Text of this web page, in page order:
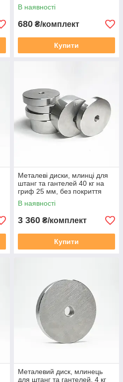
В наявності
680 ₴/комплект
Купити
Металеві диски, млинці для
штанг та гантелей 40 кг на
гриф 25 мм, без покриття
В наявності
3 360 ₴/комплект
Купити
Металевий диск, млинець
для штанг та гантелей, 4 кг